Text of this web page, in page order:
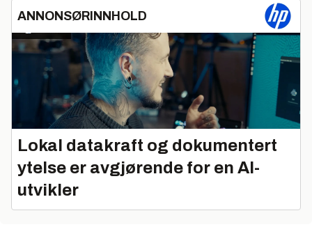
ANNONSØRINNHOLD
Lokal datakraft og dokumentert
ytelse er avgjørende for en AI-
utvikler